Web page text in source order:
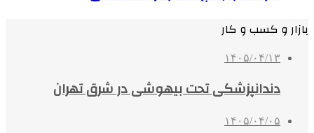
بازار و کسب و کار
۱۴۰۵/۰۴/۱۳
دندانپزشکی تحت بیهوشی در شرق تهران
۱۴۰۵/۰۴/۰۵